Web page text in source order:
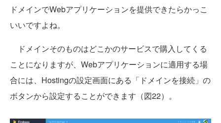
ドメインでWebアプリケーションを提供できたらかっこ
いいですよね。
ドメインそのものはどこかのサービスで購入してくる
ことになりますが、Webアプリケーションに適用する場
合には、Hostingの設定画面にある「ドメインを接続」の
ボタンから設定することができます（図22）。